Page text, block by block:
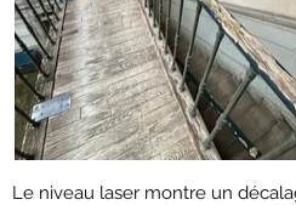
Le niveau laser montre un